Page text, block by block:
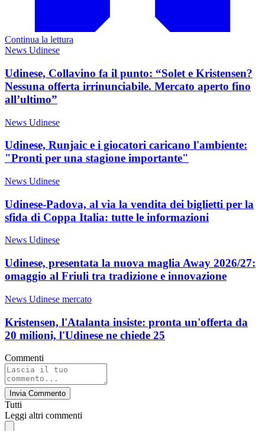
Continua la lettura
News Udinese
Udinese, Collavino fa il punto: “Solet e Kristensen?
Nessuna offerta irrinunciabile. Mercato aperto fino
all’ultimo”
News Udinese
Udinese, Runjaic e i giocatori caricano l'ambiente:
"Pronti per una stagione importante"
News Udinese
Udinese-Padova, al via la vendita dei biglietti per la
sfida di Coppa Italia: tutte le informazioni
News Udinese
Udinese, presentata la nuova maglia Away 2026/27:
omaggio al Friuli tra tradizione e innovazione
News Udinese mercato
Kristensen, l'Atalanta insiste: pronta un'offerta da
20 milioni, l'Udinese ne chiede 25
Commenti
Invia Commento
Tutti
Leggi altri commenti